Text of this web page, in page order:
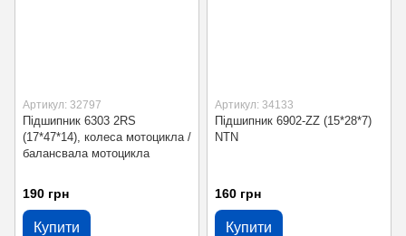
Артикул: 32797
Підшипник 6303 2RS
(17*47*14), колеса мотоцикла /
балансвала мотоцикла
190 грн
Купити
Артикул: 34133
Підшипник 6902-ZZ (15*28*7)
NTN
160 грн
Купити